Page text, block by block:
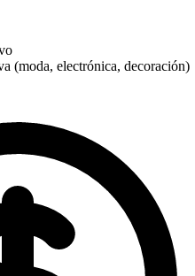
(moda, electrónica, decoración)